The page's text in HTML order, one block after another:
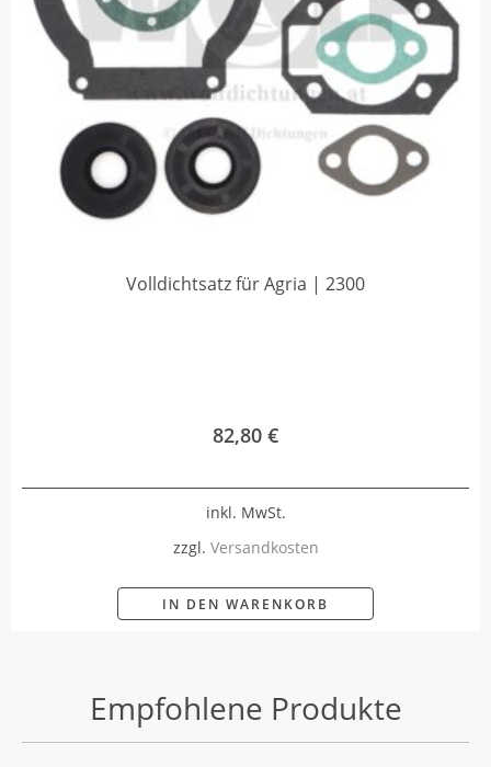
Volldichtsatz für Agria | 2300
82,80 €
inkl. MwSt.
zzgl. Versandkosten
IN DEN WARENKORB
Empfohlene Produkte